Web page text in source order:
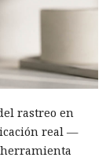
rastreo en
real —